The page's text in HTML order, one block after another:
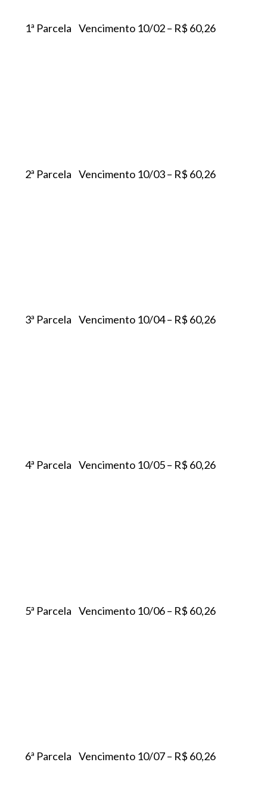
1ª Parcela Vencimento 10/02 – R$ 60,26
2ª Parcela Vencimento 10/03 – R$ 60,26
3ª Parcela Vencimento 10/04 – R$ 60,26
4ª Parcela Vencimento 10/05 – R$ 60,26
5ª Parcela Vencimento 10/06 – R$ 60,26
6ª Parcela Vencimento 10/07 – R$ 60,26